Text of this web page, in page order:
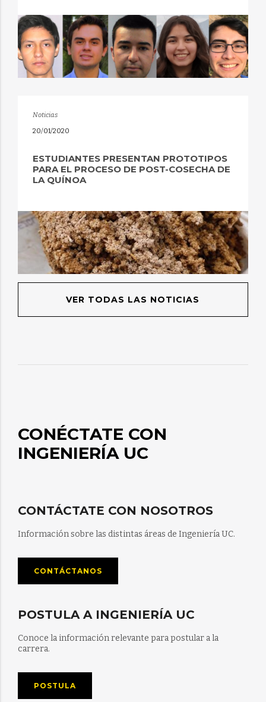
Noticias
20/01/2020
ESTUDIANTES PRESENTAN PROTOTIPOS
PARA EL PROCESO DE POST-COSECHA DE
LA QUÍNOA
VER TODAS LAS NOTICIAS
CONÉCTATE CON
INGENIERÍA UC
CONTÁCTATE CON NOSOTROS
Información sobre las distintas áreas de Ingeniería UC.
CONTÁCTANOS
POSTULA A INGENIERÍA UC
Conoce la información relevante para postular a la
carrera.
POSTULA